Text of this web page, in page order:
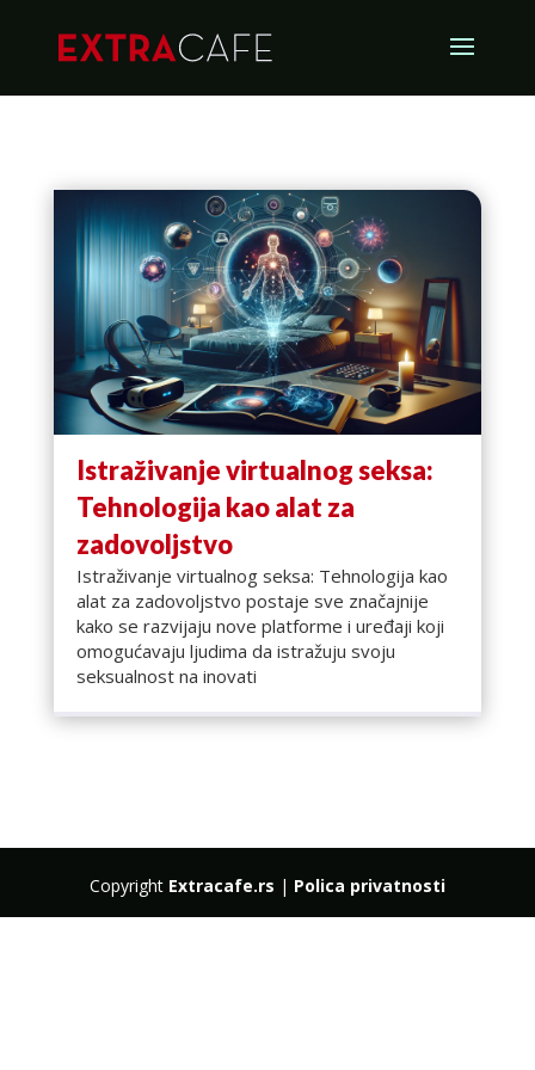
Istraživanje virtualnog seksa:
Tehnologija kao alat za
zadovoljstvo
Istraživanje virtualnog seksa: Tehnologija kao
alat za zadovoljstvo postaje sve značajnije
kako se razvijaju nove platforme i uređaji koji
omogućavaju ljudima da istražuju svoju
seksualnost na inovati
Copyright Extracafe.rs | Polica privatnosti